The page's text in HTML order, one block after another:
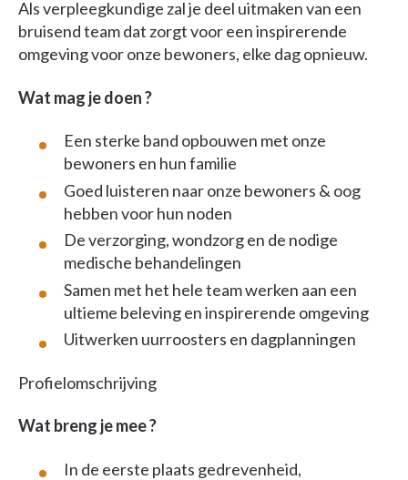
Als verpleegkundige zal je deel uitmaken van een
bruisend team dat zorgt voor een inspirerende
omgeving voor onze bewoners, elke dag opnieuw.
Wat mag je doen ?
Een sterke band opbouwen met onze
bewoners en hun familie
Goed luisteren naar onze bewoners & oog
hebben voor hun noden
De verzorging, wondzorg en de nodige
medische behandelingen
Samen met het hele team werken aan een
ultieme beleving en inspirerende omgeving
Uitwerken uurroosters en dagplanningen
Profielomschrijving
Wat breng je mee ?
In de eerste plaats gedrevenheid,